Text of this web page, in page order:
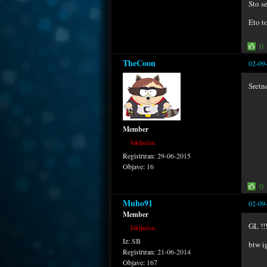
Sto
Eto
0
TheCoon 02-
Member
Isključen
Registriran:29-06-2015
Objave: 16
0
Muho91 02-
Member
Isključen
Iz:SB
Registriran:21-06-2014
Objave: 167
GL !!!
btw